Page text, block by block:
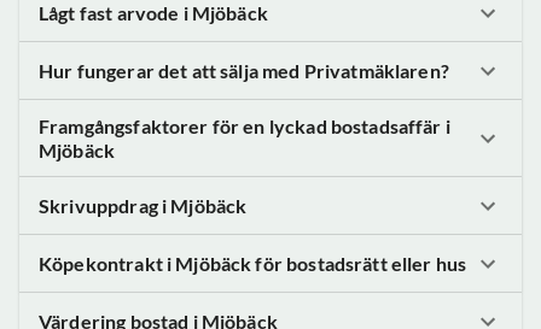
Lågt fast arvode i Mjöbäck
Hur fungerar det att sälja med Privatmäklaren?
Framgångsfaktorer för en lyckad bostadsaffär i
Mjöbäck
Skrivuppdrag i Mjöbäck
Köpekontrakt i Mjöbäckför bostadsrätt eller hus
Värdering bostad i Mjöbäck